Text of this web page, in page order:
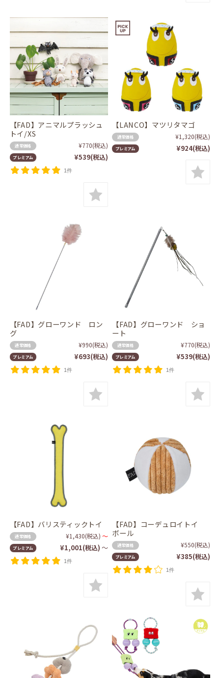
【FAD】アニマルプラッシュ
トイ/XS
通常価格 ¥770(税込)
プレミアム ¥539(税込)
1件
【LANCO】マツリタマゴ
通常価格 ¥1,320(税込)
プレミアム ¥924(税込)
【FAD】グローワンド ロン
グ
通常価格 ¥990(税込)
プレミアム ¥693(税込)
1件
【FAD】グローワンド ショ
ート
通常価格 ¥770(税込)
プレミアム ¥539(税込)
1件
【FAD】バリスティックトイ
通常価格 ¥1,430(税込) ～
プレミアム ¥1,001(税込) ～
1件
【FAD】コーデュロイトイ
ボール
通常価格 ¥550(税込)
プレミアム ¥385(税込)
1件